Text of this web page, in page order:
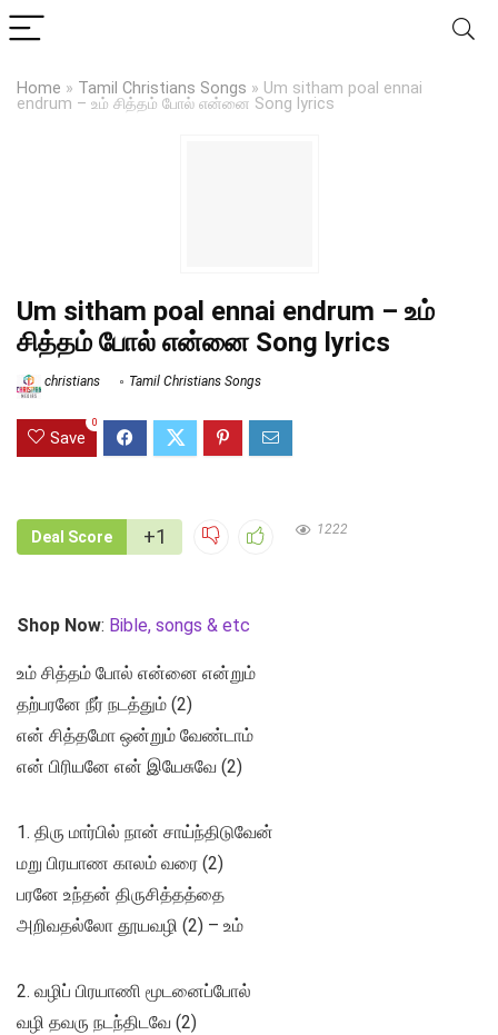
Home » Tamil Christians Songs » Um sitham poal ennai
endrum – உம் சித்தம் போல் என்னை Song lyrics
Um sitham poal ennai endrum – உம்
சித்தம் போல் என்னை Song lyrics
christians Tamil Christians Songs
Save
0
Deal Score +1 1222
Shop Now: Bible, songs & etc
உம் சித்தம் போல் என்னை என்றும்
தற்பரனே நீர் நடத்தும் (2)
என் சித்தமோ ஒன்றும் வேண்டாம்
என் பிரியனே என் இயேசுவே (2)
1. திரு மார்பில் நான் சாய்ந்திடுவேன்
மறு பிரயாண காலம் வரை (2)
பரனே உந்தன் திருசித்தத்தை
அறிவதல்லோ தூயவழி (2) – உம்
2. வழிப் பிரயாணி மூடனைப்போல்
வழி தவரு நடந்திடவே (2)